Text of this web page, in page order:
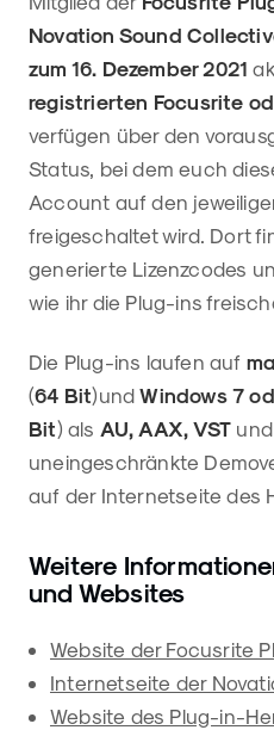
Novation Sound
zum 16. Dezember 2021
registrierten Focusrite
verfügen über den
Status, bei dem euch
Account auf den
freigeschaltet wird. Dort
generierte Lizenzcodes
wie ihr die Plug-ins
Die Plug-ins laufen auf
(64 Bit)undWindows 7
Bit) als AU, AAX, VST
uneingeschränkte
auf der Internetseite des
Weitere
und Websites
Website der Focusrite
Internetseite der
Website des Plug-in-